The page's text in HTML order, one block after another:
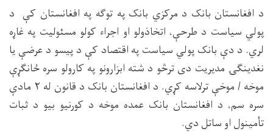
د افغانستان بانک د مرکزي بانک په توګه په افغانستان کې د
پولي سیاست د طرحې، اتخاذولو او اجرا‌ء کولو مسئولیت په غاړه
لري. د دې بانک پولي سیاست په اقتصاد کې د پیسو د عرضې یا
نغدینګۍ مدیریت دی ترڅو د شته ابزارونو په کارولو سره ځانګړې
موخه / موخې ترلاسه کړي. د افغانستان بانک د قانون له ۲ مادې
سره سم، د افغانستان بانک عمده موخه د کورنیو بیو د ثبات
تأمینول او ساتل دي.